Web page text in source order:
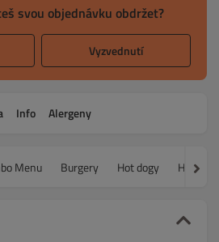
svou objednávku obdržet?
Vyzvednutí
Info Alergeny
Menu Burgery Hot dogy